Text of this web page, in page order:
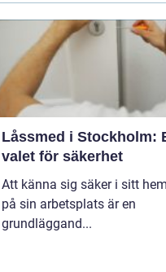
Låssmed i Stockholm:
valet för säkerhet
Att känna sig säker i sitt
på sin arbetsplats är en
grundläggand...